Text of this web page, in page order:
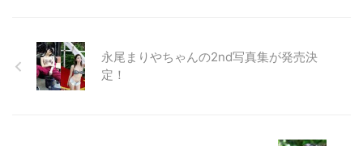
永尾まりやちゃんの2nd写真集が発売決
定！